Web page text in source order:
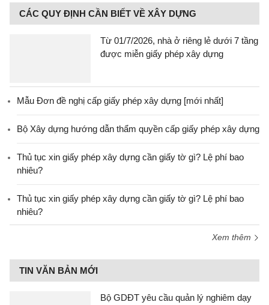
CÁC QUY ĐỊNH CẦN BIẾT VỀ XÂY DỰNG
Từ 01/7/2026, nhà ở riêng lẻ dưới 7 tầng
được miễn giấy phép xây dựng
Mẫu Đơn đề nghị cấp giấy phép xây dựng [mới nhất]
Bộ Xây dựng hướng dẫn thẩm quyền cấp giấy phép xây dựng
Thủ tục xin giấy phép xây dựng cần giấy tờ gì? Lệ phí bao
nhiêu?
Thủ tục xin giấy phép xây dựng cần giấy tờ gì? Lệ phí bao
nhiêu?
Xem thêm
TIN VĂN BẢN MỚI
Bộ GDĐT yêu cầu quản lý nghiêm dạy